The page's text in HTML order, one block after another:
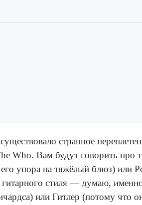
странное
Who. Вам будут говорить про
упора на тяжёлый блюз) или
гитарного стиля — думаю,
или Гитлер (потому что